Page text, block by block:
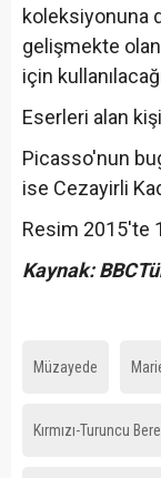
koleksiyonuna
gelişmekte
için
Eserleri alan
Picasso'nun
ise Cezayirli
Resim 2015'te
Kaynak: BBC
Müzayede
Kırmızı-Turuncu